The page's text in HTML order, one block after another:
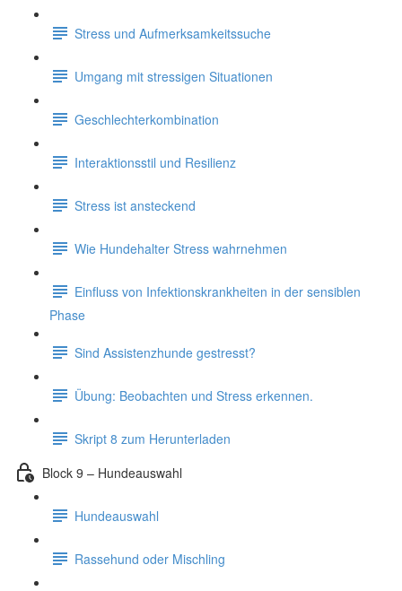
Stress und Aufmerksamkeitssuche
Umgang mit stressigen Situationen
Geschlechterkombination
Interaktionsstil und Resilienz
Stress ist ansteckend
Wie Hundehalter Stress wahrnehmen
Einfluss von Infektionskrankheiten in der sensiblen
Phase
Sind Assistenzhunde gestresst?
Übung: Beobachten und Stress erkennen.
Skript 8 zum Herunterladen
Block 9 – Hundeauswahl
Hundeauswahl
Rassehund oder Mischling